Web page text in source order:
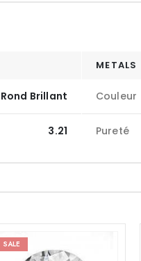
Rond Brillant
3.21
METALS
Couleur
Pureté
SALE